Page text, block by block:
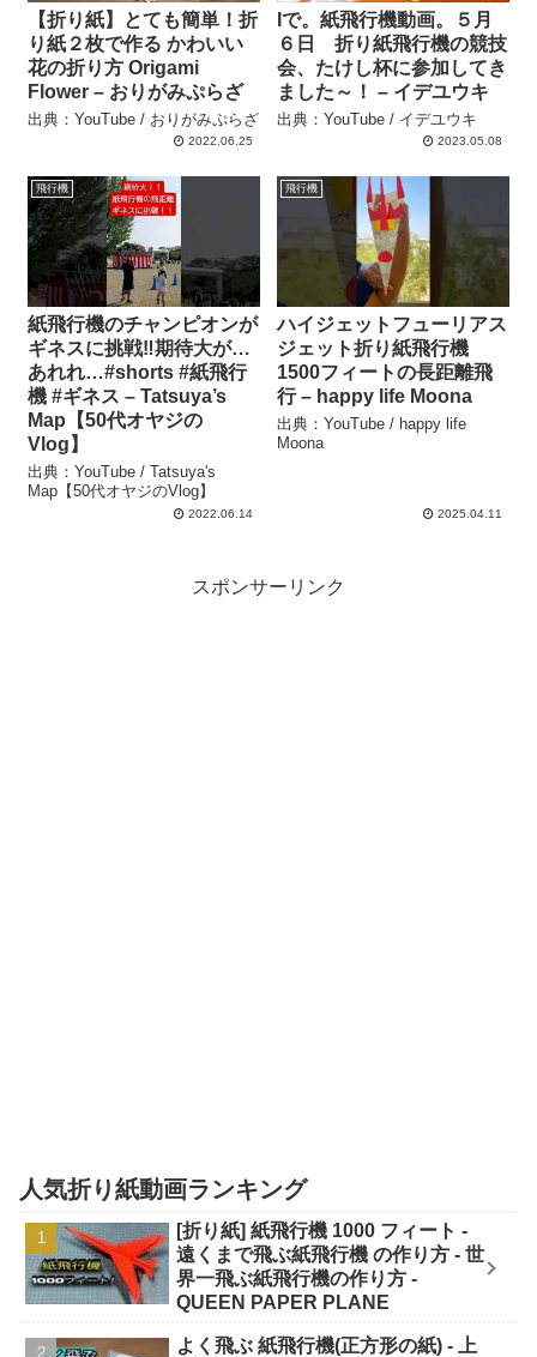
【折り紙】とても簡単！折
り紙２枚で作る かわいい
花の折り方 Origami
Flower – おりがみぷらざ
出典：YouTube / おりがみぷらざ
2022.06.25
Iで。紙飛行機動画。５月
６日 折り紙飛行機の競技
会、たけし杯に参加してき
ました～！ – イデユウキ
出典：YouTube / イデユウキ
2023.05.08
飛行機
紙飛行機のチャンピオンが
ギネスに挑戦‼️期待大が…
あれれ…#shorts #紙飛行
機 #ギネス – Tatsuya’s
Map【50代オヤジの
Vlog】
出典：YouTube / Tatsuya's
Map【50代オヤジのVlog】
2022.06.14
飛行機
ハイジェットフューリアス
ジェット折り紙飛行機
1500フィートの長距離飛
行 – happy life Moona
出典：YouTube / happy life
Moona
2025.04.11
スポンサーリンク
人気折り紙動画ランキング
[折り紙] 紙飛行機 1000 フィート -
遠くまで飛ぶ紙飛行機 の作り方 - 世
界一飛ぶ紙飛行機の作り方 -
QUEEN PAPER PLANE
よく飛ぶ 紙飛行機(正方形の紙) - 上